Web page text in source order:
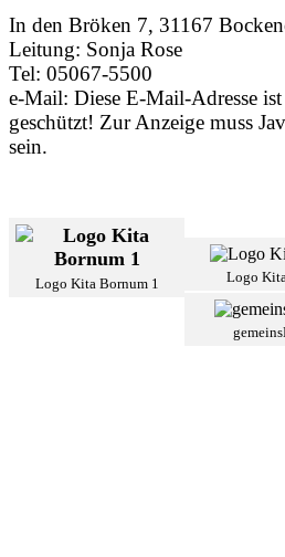
In den Bröken 7, 31167
Leitung: Sonja Rose
Tel: 05067-5500
e-Mail: Diese E-Mail-Adresse
geschützt! Zur Anzeige muss
sein.
Logo Kita Bornum 1 Logo